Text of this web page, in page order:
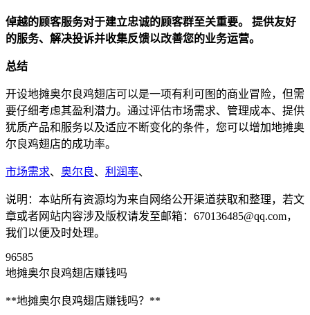
倬越的顾客服务对于建立忠诚的顾客群至关重要。
提供友好
的服务、解决投诉并收集反馈以改善您的业务运营。
总结
开设地摊奥尔良鸡翅店可以是一项有利可图的商业冒险，但需
要仔细考虑其盈利潜力。通过评估市场需求、管理成本、提供
犹质产品和服务以及适应不断变化的条件，您可以增加地摊奥
尔良鸡翅店的成功率。
市场需求、 奥尔良、 利润率、
说明：本站所有资源均为来自网络公开渠道获取和整理，若文
章或者网站内容涉及版权请发至邮箱：670136485@qq.com，
我们以便及时处理。
96585
地摊奥尔良鸡翅店赚钱吗
**地摊奥尔良鸡翅店赚钱吗？**